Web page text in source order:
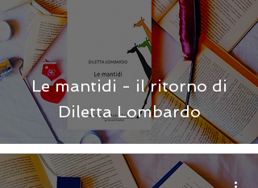
Le mantidi - il ritorno di
Diletta Lombardo